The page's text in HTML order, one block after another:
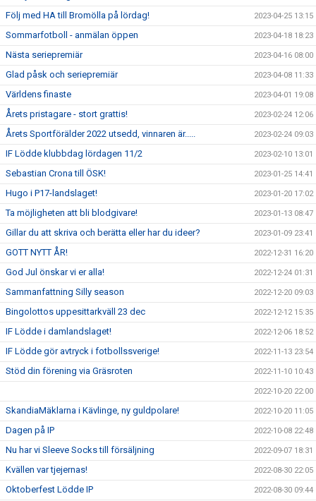
Följ med HA till Bromölla på lördag! 2023-04-25 13:15
Sommarfotboll - anmälan öppen 2023-04-18 18:23
Nästa seriepremiär 2023-04-16 08:00
Glad påsk och seriepremiär 2023-04-08 11:33
Världens finaste 2023-04-01 19:08
Årets pristagare - stort grattis! 2023-02-24 12:06
Årets Sportförälder 2022 utsedd, vinnaren är..... 2023-02-24 09:03
IF Lödde klubbdag lördagen 11/2 2023-02-10 13:01
Sebastian Crona till ÖSK! 2023-01-25 14:41
Hugo i P17-landslaget! 2023-01-20 17:02
Ta möjligheten att bli blodgivare! 2023-01-13 08:47
Gillar du att skriva och berätta eller har du ideer? 2023-01-09 23:41
GOTT NYTT ÅR! 2022-12-31 16:20
God Jul önskar vi er alla! 2022-12-24 01:31
Sammanfattning Silly season 2022-12-20 09:03
Bingolottos uppesittarkväll 23 dec 2022-12-12 15:35
IF Lödde i damlandslaget! 2022-12-06 18:52
IF Lödde gör avtryck i fotbollssverige! 2022-11-13 23:54
Stöd din förening via Gräsroten 2022-11-10 10:43
2022-10-20 22:00
SkandiaMäklarna i Kävlinge, ny guldpolare! 2022-10-20 11:05
Dagen på IP 2022-10-08 22:48
Nu har vi Sleeve Socks till försäljning 2022-09-07 18:31
Kvällen var tjejernas! 2022-08-30 22:05
Oktoberfest Lödde IP 2022-08-30 09:44